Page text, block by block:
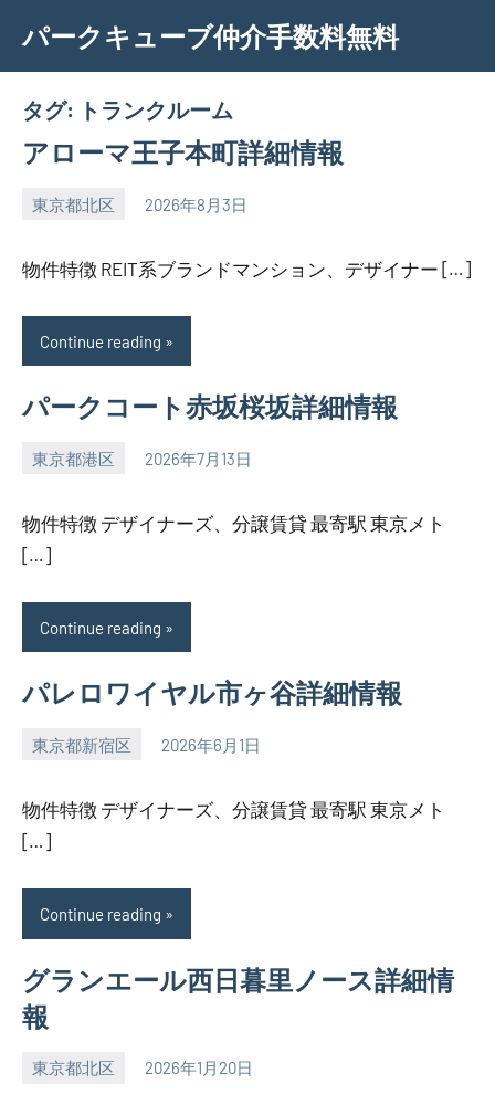
content
パークキューブ仲介手数料無料
タグ: トランクルーム
アローマ王子本町詳細情報
東京都北区 2026年8月3日
SEZIMO
物件特徴 REIT系ブランドマンション、デザイナー […]
Continue reading
パークコート赤坂桜坂詳細情報
東京都港区 2026年7月13日
SEZIMO
物件特徴 デザイナーズ、分譲賃貸 最寄駅 東京メト
[…]
Continue reading
パレロワイヤル市ヶ谷詳細情報
東京都新宿区 2026年6月1日
SEZIMO
物件特徴 デザイナーズ、分譲賃貸 最寄駅 東京メト
[…]
Continue reading
グランエール西日暮里ノース詳細情
報
東京都北区 2026年1月20日
SEZIMO